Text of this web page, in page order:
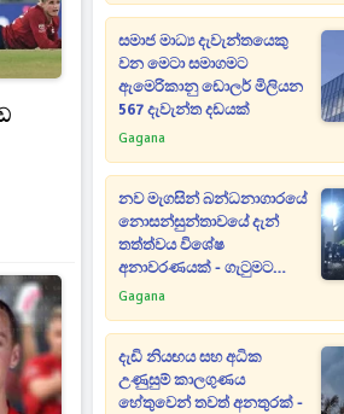
සමාජ මාධ්‍ය දැවැන්තයෙකු
වන මෙටා සමාගමට
ඇමෙරිකානු ඩොලර් මිලියන
567 දැවැන්ත දඩයක්
Gagana
නව මැගසින් බන්ධනාගාරයේ
නොසන්සුන්තාවයේ දැන්
තත්ත්වය විශේෂ
අනාවරණයක් - ගැටුමට
හේතුවත් හෙළිවෙයි
Gagana
දැඩි නියඟය සහ අධික
උණුසුම් කාලගුණය
හේතුවෙන් තවත් අනතුරක් -